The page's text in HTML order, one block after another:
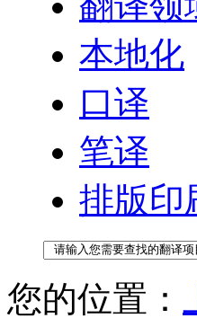
本地化
口译
笔译
排版印
您的位置：